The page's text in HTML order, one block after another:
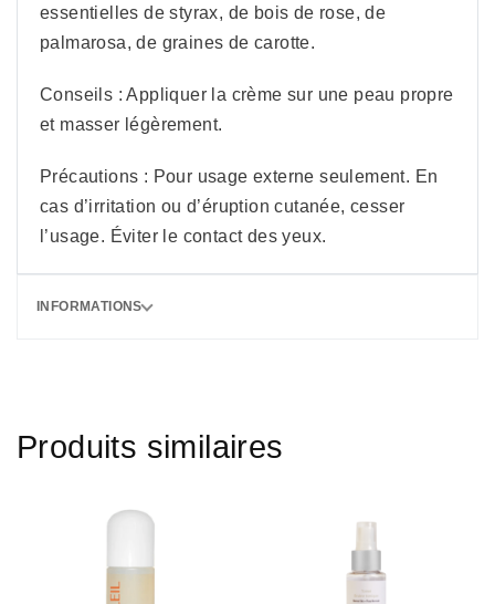
essentielles de styrax, de bois de rose, de
palmarosa, de graines de carotte.
Conseils : Appliquer la crème sur une peau propre
et masser légèrement.
Précautions : Pour usage externe seulement. En
cas d’irritation ou d’éruption cutanée, cesser
l’usage. Éviter le contact des yeux.
INFORMATIONS
Produits similaires